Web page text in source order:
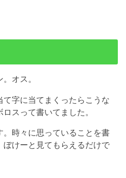
オス。
字に当てまくったらこうな
スって書いてました。
時々に思っていることを書
ぼけーと見てもらえるだけで